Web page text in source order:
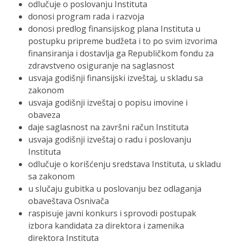
odlučuje o poslovanju Instituta
donosi program rada i razvoja
donosi predlog finansijskog plana Instituta u
postupku pripreme budžeta i to po svim izvorima
finansiranja i dostavlja ga Republičkom fondu za
zdravstveno osiguranje na saglasnost
usvaja godišnji finansijski izveštaj, u skladu sa
zakonom
usvaja godišnji izveštaj o popisu imovine i
obaveza
daje saglasnost na završni račun Instituta
usvaja godišnji izveštaj o radu i poslovanju
Instituta
odlučuje o korišćenju sredstava Instituta, u skladu
sa zakonom
u slučaju gubitka u poslovanju bez odlaganja
obaveštava Osnivača
raspisuje javni konkurs i sprovodi postupak
izbora kandidata za direktora i zamenika
direktora Instituta